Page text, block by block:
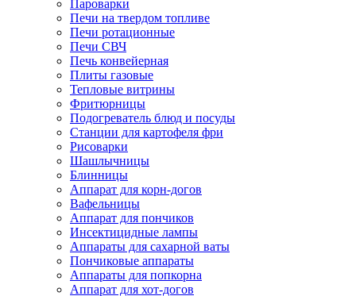
Пароварки
Печи на твердом топливе
Печи ротационные
Печи СВЧ
Печь конвейерная
Плиты газовые
Тепловые витрины
Фритюрницы
Подогреватель блюд и посуды
Станции для картофеля фри
Рисоварки
Шашлычницы
Блинницы
Аппарат для корн-догов
Вафельницы
Аппарат для пончиков
Инсектицидные лампы
Аппараты для сахарной ваты
Пончиковые аппараты
Аппараты для попкорна
Аппарат для хот-догов